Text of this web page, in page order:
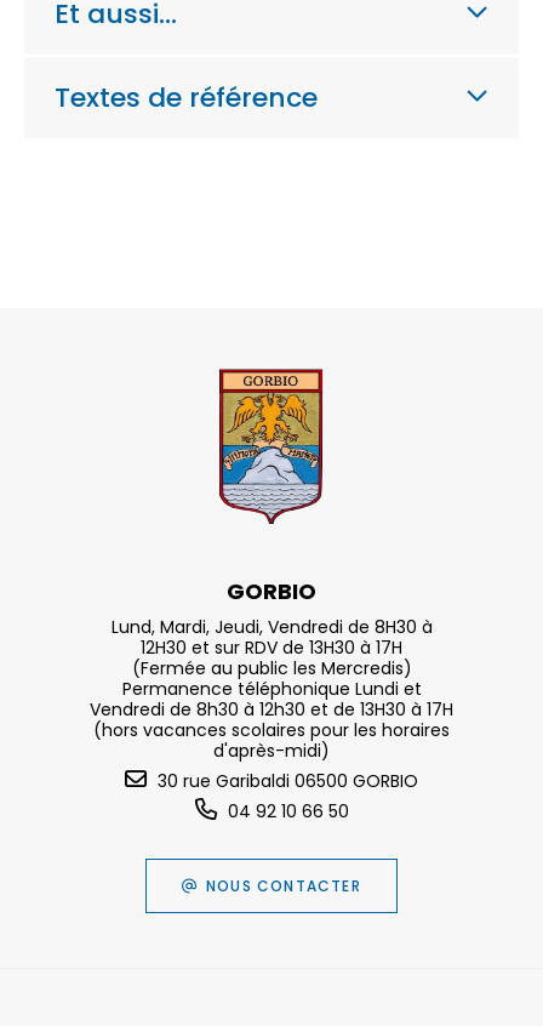
Et aussi…
Textes de référence
GORBIO
Lund, Mardi, Jeudi, Vendredi de 8H30 à
12H30 et sur RDV de 13H30 à 17H
(Fermée au public les Mercredis)
Permanence téléphonique Lundi et
Vendredi de 8h30 à 12h30 et de 13H30 à 17H
(hors vacances scolaires pour les horaires
d'après-midi)
30 rue Garibaldi 06500 GORBIO
04 92 10 66 50
NOUS CONTACTER